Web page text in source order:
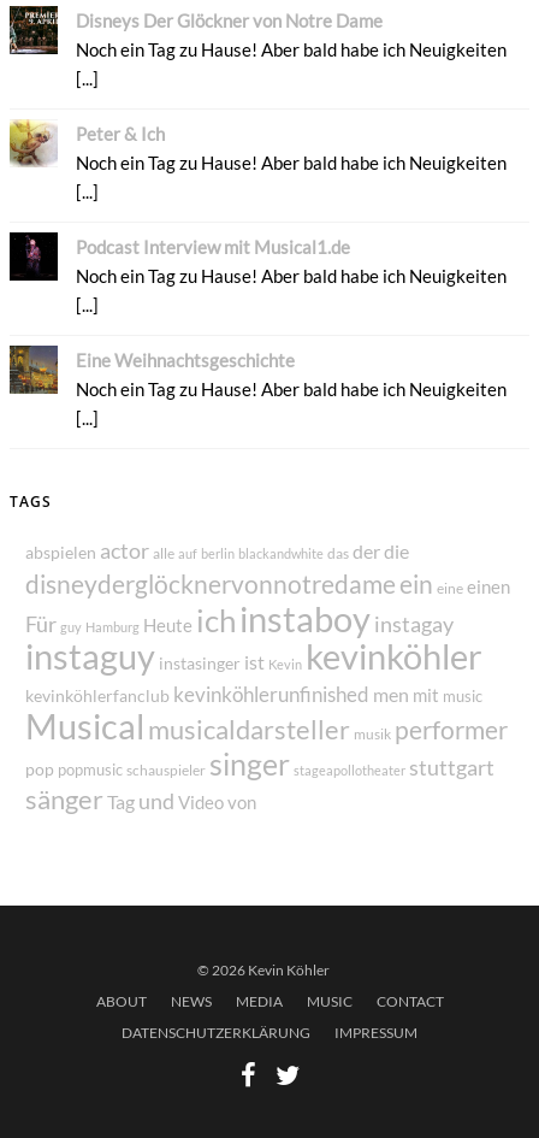
Disneys Der Glöckner von Notre Dame
Noch ein Tag zu Hause! Aber bald habe ich Neuigkeiten
[...]
Peter & Ich
Noch ein Tag zu Hause! Aber bald habe ich Neuigkeiten
[...]
Podcast Interview mit Musical1.de
Noch ein Tag zu Hause! Aber bald habe ich Neuigkeiten
[...]
Eine Weihnachtsgeschichte
Noch ein Tag zu Hause! Aber bald habe ich Neuigkeiten
[...]
TAGS
abspielen actor alle auf berlin blackandwhite das derdie
disneyderglöcknervonnotredame ein eine einen
Für guy Hamburg Heute ichinstaboy instagay
instaguy instasinger ist Kevin kevinköhler
kevinköhlerfanclub kevinköhlerunfinished men mit music
Musical musicaldarsteller musik performer
pop popmusic schauspieler singer stageapollotheater stuttgart
sänger Tag und Video von
© 2026 Kevin Köhler
ABOUT
NEWS MEDIA MUSIC
CONTACT
DATENSCHUTZERKLÄRUNG
IMPRESSUM